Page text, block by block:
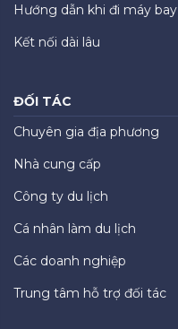
Hướng dẫn khi đi máy bay
Kết nối dài lâu
ĐỐI TÁC
Chuyên gia địa phương
Nhà cung cấp
Công ty du lịch
Cá nhân làm du lịch
Các doanh nghiệp
Trung tâm hỗ trợ đối tác